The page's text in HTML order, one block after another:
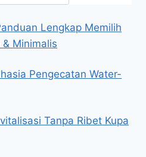
Lengkap Memilih
Minimalis
Pengecatan Water-
Tanpa Ribet Kupa